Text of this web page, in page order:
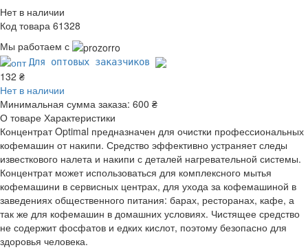
Нет в наличии
Код товара 61328
Мы работаем с
Для оптовых заказчиков
132 ₴
Нет в наличии
Минимальная сумма заказа: 600 ₴
О товаре Характеристики
Концентрат Optimal предназначен для очистки профессиональных
кофемашин от накипи. Средство эффективно устраняет следы
известкового налета и накипи с деталей нагревательной системы.
Концентрат может использоваться для комплексного мытья
кофемашини в сервисных центрах, для ухода за кофемашиной в
заведениях общественного питания: барах, ресторанах, кафе, а
так же для кофемашин в домашних условиях. Чистящее средство
не содержит фосфатов и едких кислот, поэтому безопасно для
здоровья человека.